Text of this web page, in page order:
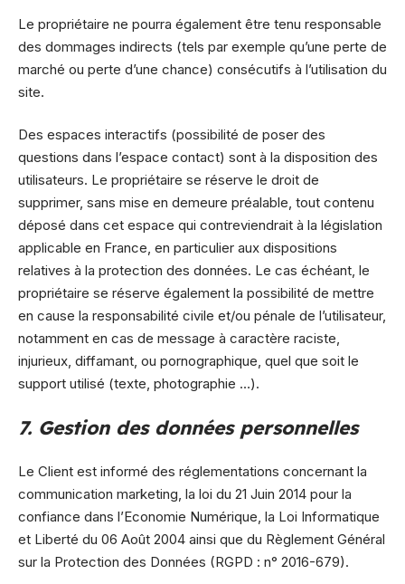
Le propriétaire ne pourra également être tenu responsable
des dommages indirects (tels par exemple qu’une perte de
marché ou perte d’une chance) consécutifs à l’utilisation du
site.
Des espaces interactifs (possibilité de poser des
questions dans l’espace contact) sont à la disposition des
utilisateurs. Le propriétaire se réserve le droit de
supprimer, sans mise en demeure préalable, tout contenu
déposé dans cet espace qui contreviendrait à la législation
applicable en France, en particulier aux dispositions
relatives à la protection des données. Le cas échéant, le
propriétaire se réserve également la possibilité de mettre
en cause la responsabilité civile et/ou pénale de l’utilisateur,
notamment en cas de message à caractère raciste,
injurieux, diffamant, ou pornographique, quel que soit le
support utilisé (texte, photographie …).
7. Gestion des données personnelles
Le Client est informé des réglementations concernant la
communication marketing, la loi du 21 Juin 2014 pour la
confiance dans l’Economie Numérique, la Loi Informatique
et Liberté du 06 Août 2004 ainsi que du Règlement Général
sur la Protection des Données (RGPD : n° 2016-679).